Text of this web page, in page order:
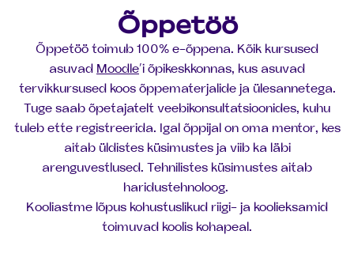
Õppetöö
Õppetöö toimub 100% e-õppena. Kõik kursused
asuvad Moodle’i õpikeskkonnas, kus asuvad
tervikkursused koos õppematerjalide ja ülesannetega.
Tuge saab õpetajatelt veebikonsultatsioonides, kuhu
tuleb ette registreerida. Igal õppijal on oma mentor, kes
aitab üldistes küsimustes ja viib ka läbi
arenguvestlused. Tehnilistes küsimustes aitab
haridustehnoloog.
Kooliastme lõpus kohustuslikud riigi- ja koolieksamid
toimuvad koolis kohapeal.